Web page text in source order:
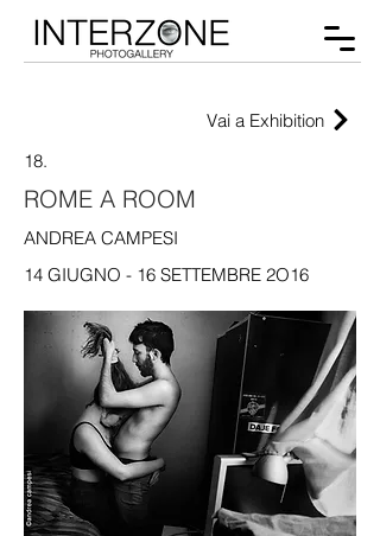
Vai a Exhibition
18.
ROME A ROOM
ANDREA CAMPESI
14 GIUGNO - 16 SETTEMBRE 2O16